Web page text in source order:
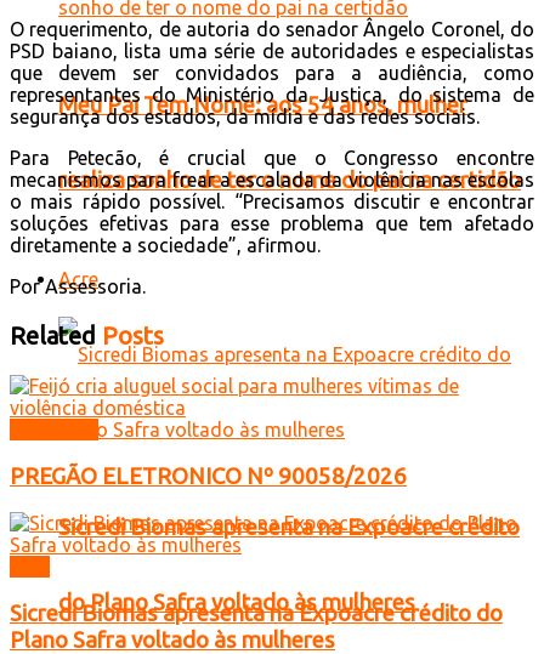
Meu Pai Tem Nome: aos 54 anos, mulher
realiza sonho de ter o nome do pai na certidão
Acre
Sicredi Biomas apresenta na Expoacre crédito
do Plano Safra voltado às mulheres
O requerimento, de autoria do senador Ângelo Coronel, do
PSD baiano, lista uma série de autoridades e especialistas
que devem ser convidados para a audiência, como
representantes do Ministério da Justiça, do sistema de
segurança dos estados, da mídia e das redes sociais.
Para Petecão, é crucial que o Congresso encontre
mecanismos para frear a escalada da violência nas escolas
o mais rápido possível. “Precisamos discutir e encontrar
soluções efetivas para esse problema que tem afetado
diretamente a sociedade”, afirmou.
Por Assessoria.
Related Posts
PREGÃO ELETRONICO Nº 90058/2026
Sicredi Biomas apresenta na Expoacre crédito do
Plano Safra voltado às mulheres